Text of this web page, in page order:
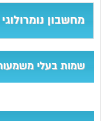
מחשבון נומרולוגי
שמות בעלי